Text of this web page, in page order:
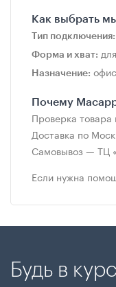
Как выбрать
Тип подключения:
Форма и хват:
Назначение:
Почему
Проверка товара
Доставка по
Самовывоз — ТЦ
Если нужна
Будь в